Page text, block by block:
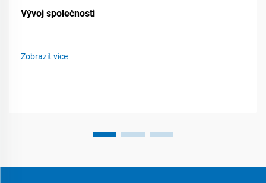
Vývoj společnosti
Zobrazit více